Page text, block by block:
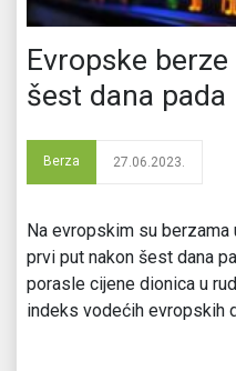
Evropske
šest dana pada
Berza 27.06.2023.
Na evropskim su
prvi put nakon šest dana
porasle cijene dionica u
indeks vodećih evropskih